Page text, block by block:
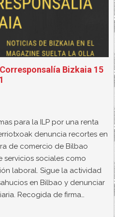
Bizkaia 15
para la ILP por una renta
denuncia recortes en
de comercio de Bilbao
servicios sociales como
laboral. Sigue la actividad
en Bilbao y denunciar
Recogida de firma…